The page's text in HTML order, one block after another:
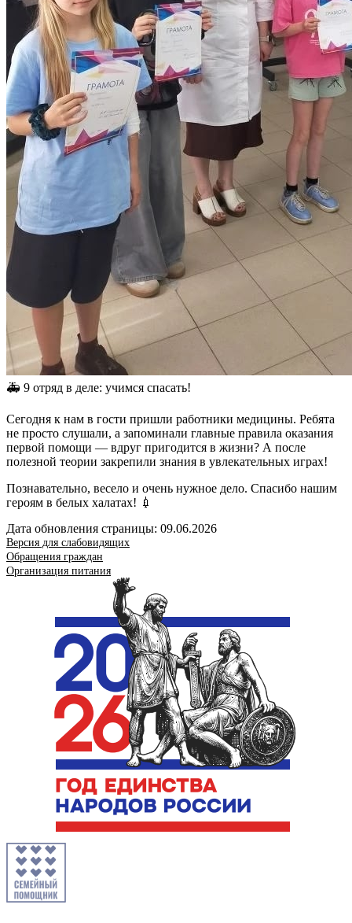
🚑 9 отряд в деле: учимся спасать!
Сегодня к нам в гости пришли работники медицины. Ребята
не просто слушали, а запоминали главные правила оказания
первой помощи — вдруг пригодится в жизни? А после
полезной теории закрепили знания в увлекательных играх!
Познавательно, весело и очень нужное дело. Спасибо нашим
героям в белых халатах! 💉
Дата обновления страницы: 09.06.2026
Версия для слабовидящих
Обращения граждан
Организация питания